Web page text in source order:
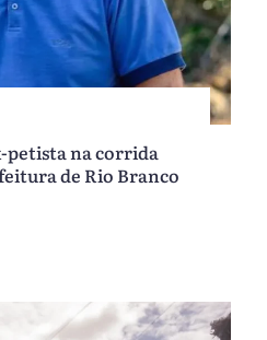
petista na corrida
de Rio Branco